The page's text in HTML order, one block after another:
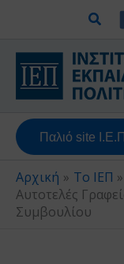
περιεχόμενο
Παλιό site
Αρχική
Το ΙΕΠ
Αυτοτελές
Συμβουλίου